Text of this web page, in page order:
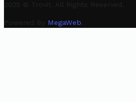
2025 © Trovit. All Rights Reserved.
Powered By MegaWeb